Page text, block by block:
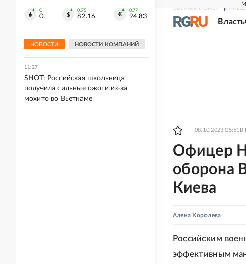
СВЕЖИЙ НОМЕР РГ-
Власть
08.10.2023 05:51 В
Офицер
оборона
Киева
Алена Королева
Российским
эффективным
0
0
0.75
82.16
0.77
94.83
НОВОСТИ НОВОСТИ КОМПАНИЙ
11:31
из-за жары
11:27
SHOT: Российская школьница
получила сильные ожоги из-за
мохито во Вьетнаме